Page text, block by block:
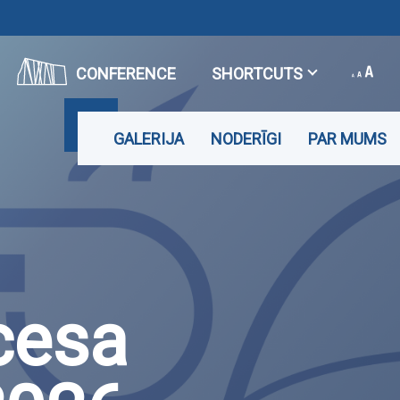
CONFERENCE SHORTCUTS
GALERIJA NODERĪGI PAR MUMS